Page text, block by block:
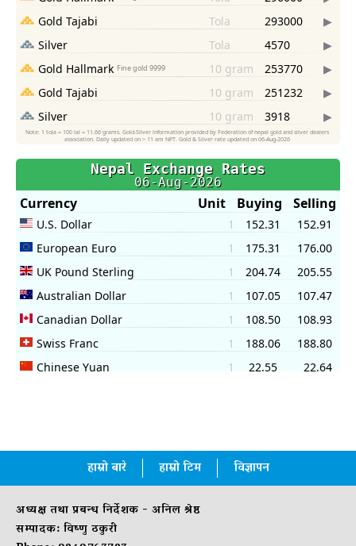
हाम्रो बारे हाम्रो टिम विज्ञापन
अध्यक्ष तथा प्रबन्ध निर्देशक - अनिल श्रेष्ठ
सम्पादक: विष्णु ठकुरी